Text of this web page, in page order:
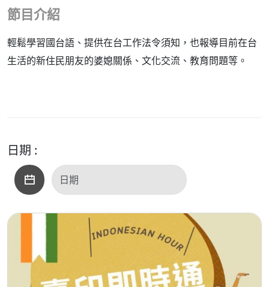
節目介紹
輕鬆學習國台語、提供在台工作法令須知，也報導目前在台
生活的新住民朋友的婆媳關係、文化交流、教育問題等。
日期 :